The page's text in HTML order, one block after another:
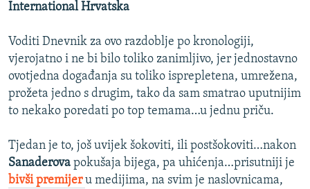
TV LIBERTY
POST SCRIPTUM
MOJA EVROPA
TRI DECENIJE OD RATA U BIH
SVE KARTE DEJTONA
NASTANAK I RASPAD JUGOSLAVIJE
Sve RFE/RL stranice
International Hrvatska
Voditi Dnevnik za ovo razdoblje po kronologiji,
vjerojatno i ne bi bilo toliko zanimljivo, jer jednostavno
ovotjedna događanja su toliko isprepletena, umrežena,
prožeta jedno s drugim, tako da sam smatrao uputnijim
to nekako poredati po top temama…u jednu priču.
Tjedan je to, još uvijek šokoviti, ili postšokoviti…nakon
Sanaderova pokušaja bijega, pa uhićenja…prisutniji je
bivši premijeru medijima, na svim je naslovnicama,